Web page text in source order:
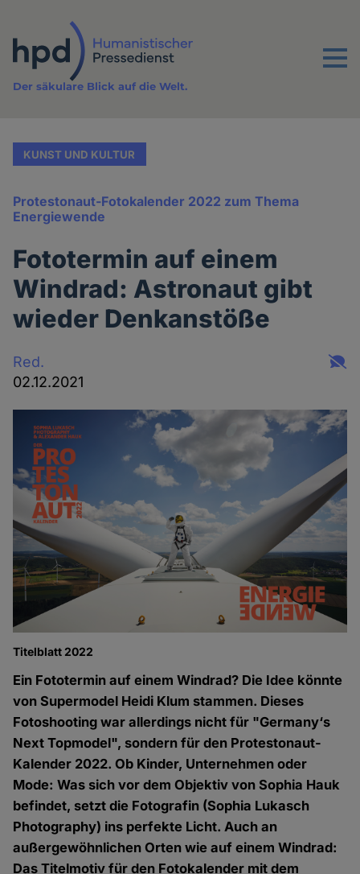
Inhalt
Menu
Der säkulare Blick auf die Welt.
KUNST UND KULTUR
Protestonaut-Fotokalender 2022 zum Thema
Energiewende
Fototermin auf einem
Windrad: Astronaut gibt
wieder Denkanstöße
Red.
02.12.2021
Titelblatt 2022
Ein Fototermin auf einem Windrad? Die Idee könnte
von Supermodel Heidi Klum stammen. Dieses
Fotoshooting war allerdings nicht für "Germany‘s
Next Topmodel", sondern für den Protestonaut-
Kalender 2022. Ob Kinder, Unternehmen oder
Mode: Was sich vor dem Objektiv von Sophia Hauk
befindet, setzt die Fotografin (Sophia Lukasch
Photography) ins perfekte Licht. Auch an
außergewöhnlichen Orten wie auf einem Windrad:
Das Titelmotiv für den Fotokalender mit dem